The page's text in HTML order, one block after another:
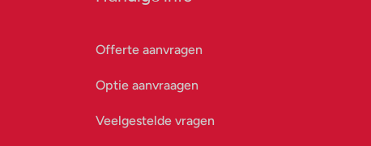
Offerte aanvragen
Optie aanvraagen
Veelgestelde vragen